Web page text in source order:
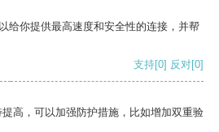
给你提供最高速度和安全性的连接，并帮
支持[0] 反对[0]
高，可以加强防护措施，比如增加双重验